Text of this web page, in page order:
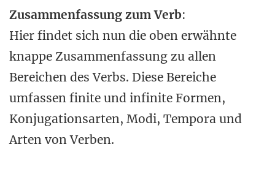
Zusammenfassung zum Verb:
Hier findet sich nun die oben erwähnte
knappe Zusammenfassung zu allen
Bereichen des Verbs. Diese Bereiche
umfassen finite und infinite Formen,
Konjugationsarten, Modi, Tempora und
Arten von Verben.